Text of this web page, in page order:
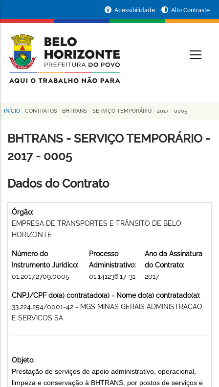
conteúdo
principal
da
Prefeitura
de
Horizonte
Acessibilidade Alto Contraste
Trilha
de
navegação
INÍCIO - CONTRATOS - BHTRANS - SERVIÇO TEMPORÁRIO - 2017 - 0005
BHTRANS - SERVIÇO TEMPORÁRIO -
2017 - 0005
Dados do Contrato
Órgão:
EMPRESA DE TRANSPORTES E TRÂNSITO DE BELO
HORIZONTE
Número do
Instrumento Jurídico:
01.2017.2709.0005
Processo
Administrativo:
01.141236.17-31
Ano da Assinatura
do Contrato:
2017
CNPJ/CPF do(a) contratado(a) - Nome do(a) contratado(a):
33.224.254/0001-42 - MGS MINAS GERAIS ADMINISTRACAO
E SERVICOS SA
Objeto:
Prestação de serviços de apoio administrativo, operacional,
limpeza e conservação à BHTRANS, por postos de serviços e